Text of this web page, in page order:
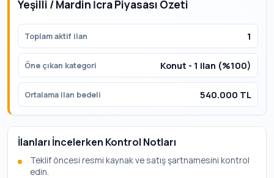
Yeşilli / Mardin İcra Piyasası Özeti
Toplam aktif ilan 1
Öne çıkan kategori Konut - 1 ilan (%100)
Ortalama ilan bedeli 540.000 TL
İlanları İncelerken Kontrol Notları
Teklif öncesi resmi kaynak ve satış şartnamesini kontrol
edin.